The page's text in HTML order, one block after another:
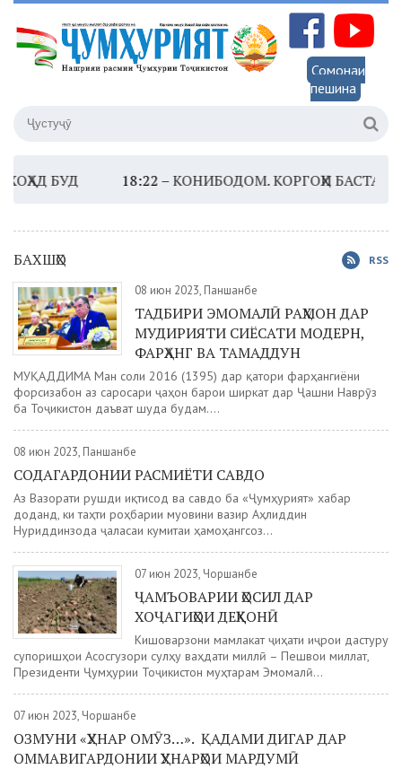
Сомонаи
пешина
БУД18:22 –КОНИБОДОМ. КОРГОҲИ
БАХШҲО RSS
08 июн 2023, Панҷшанбе
ТАДБИРИ ЭМОМАЛӢ РАҲМОН ДАР
МУДИРИЯТИ СИЁСАТИ МОДЕРН,
ФАРҲАНГ ВА ТАМАДДУН
МУҚАДДИМА Ман соли 2016 (1395) дар қатори фарҳангиёни
форсизабон аз саросари ҷаҳон барои ширкат дар Ҷашни Наврӯз
ба Тоҷикистон даъват шуда будам....
08 июн 2023, Панҷшанбе
СОДАГАРДОНИИ РАСМИЁТИ САВДО
Аз Вазорати рушди иқтисод ва савдо ба «Ҷумҳурият» хабар
доданд, ки таҳти роҳбарии муовини вазир Аҳлиддин
Нуриддинзода ҷаласаи кумитаи ҳамоҳангсоз...
07 июн 2023, Чоршанбе
ҶАМЪОВАРИИ ҲОСИЛ ДАР
ХОҶАГИҲОИ ДЕҲҚОНӢ
Кишоварзони мамлакат ҷиҳати иҷрои дастуру
супоришҳои Асосгузори сулҳу ваҳдати миллӣ – Пешвои миллат,
Президенти Ҷумҳурии Тоҷикистон муҳтарам Эмомалӣ...
07 июн 2023, Чоршанбе
ОЗМУНИ «ҲУНАР ОМӮЗ…». ҚАДАМИ ДИГАР ДАР
ОММАВИГАРДОНИИ ҲУНАРҲОИ МАРДУМӢ